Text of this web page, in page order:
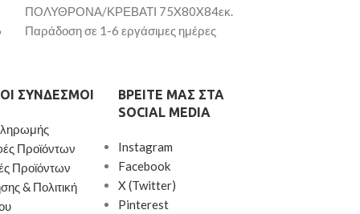
ΠΟΛΥΘΡΟΝΑ/ΚΡΕΒΑΤΙ 75X80X84εκ.
Παράδοση σε 1-6 εργάσιμες ημέρες
ΣΎΝΔΕΣΜΟΙ
Προϊόντων
Προϊόντων
& Πολιτική
ΒΡΕΊΤΕ ΜΑΣ ΣΤΑ
SOCIAL MEDIA
Instagram
Facebook
X (Twitter)
Pinterest